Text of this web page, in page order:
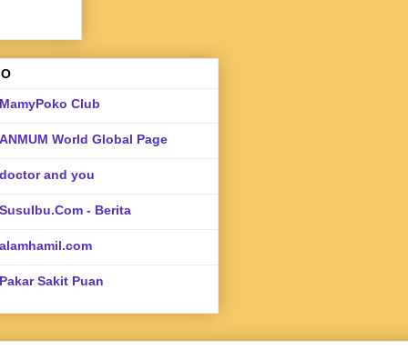
MamyPoko Club
ANMUM World Global Page
doctor and you
SusuIbu.Com - Berita
alamhamil.com
Pakar Sakit Puan